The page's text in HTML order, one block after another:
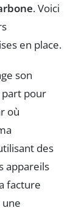
. Voici
en place.
son
part pour
où
des
appareils
facture
une